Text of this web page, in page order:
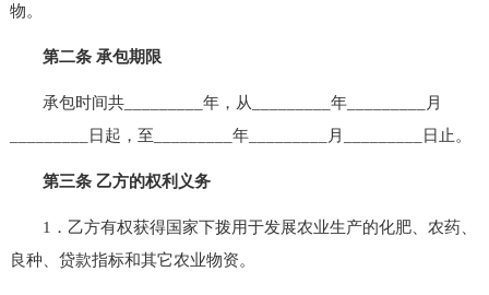
物。
第二条 承包期限
承包时间共_________年，从_________年_________月
_________日起，至_________年_________月_________日止。
第三条 乙方的权利义务
1．乙方有权获得国家下拨用于发展农业生产的化肥、农药、
良种、贷款指标和其它农业物资。